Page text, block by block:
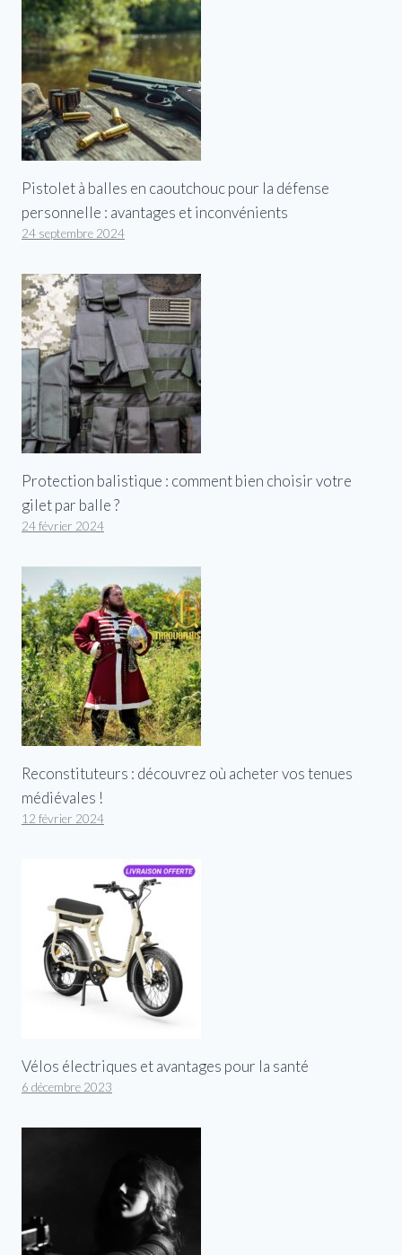
Pistolet à balles en caoutchouc pour la défense
personnelle : avantages et inconvénients
24 septembre 2024
Protection balistique : comment bien choisir votre
gilet par balle ?
24 février 2024
Reconstituteurs : découvrez où acheter vos tenues
médiévales !
12 février 2024
Vélos électriques et avantages pour la santé
6 décembre 2023